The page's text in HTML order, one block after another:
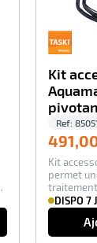
Kit
Ref:
Kit
permet
DISPO 7